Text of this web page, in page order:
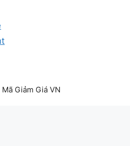
Giảm Giá VN